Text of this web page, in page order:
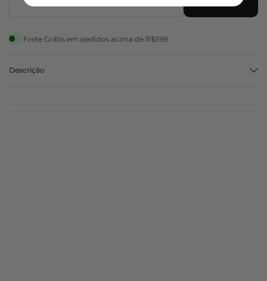
Frete Grátis em pedidos acima de R$599
Descrição